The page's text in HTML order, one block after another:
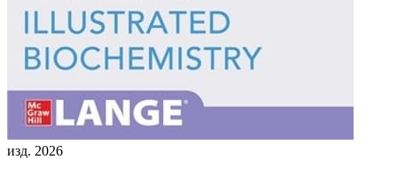
изд. 2026